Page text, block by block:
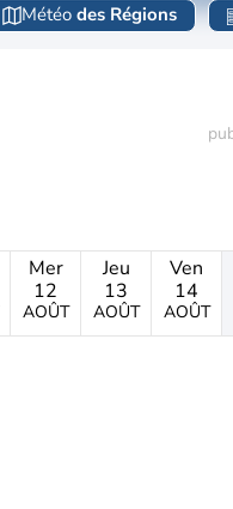
Météo des Régions
Mer
12
AOÛT
Jeu
13
AOÛT
Ven
14
AOÛT